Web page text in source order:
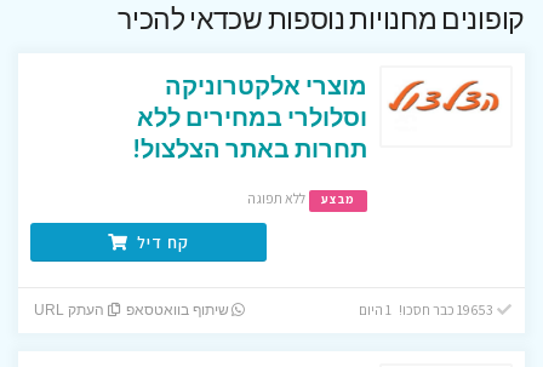
קופונים מחנויות נוספות שכדאי להכיר
מוצרי אלקטרוניקה
וסלולרי במחירים ללא
תחרות באתר הצלצול!
מבצע ללא תפוגה
קח דיל
שיתוף בוואטסאפ העתק URL